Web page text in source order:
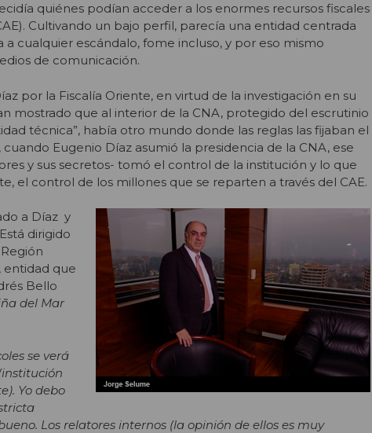
quiénes podían acceder a los enormes recursos fiscales
Cultivando un bajo perfil, parecía una entidad centrada
a cualquier escándalo, fome incluso, y por eso mismo
de comunicación.
por la Fiscalía Oriente, en virtud de la investigación en su
mostrado que al interior de la CNA, protegido del escrutinio
técnica”, había otro mundo donde las reglas las fijaban el
Eugenio Díaz asumió la presidencia de la CNA, ese
y sus secretos- tomó el control de la institución y lo que
el control de los millones que se reparten a través del CAE.
a Díaz y
dirigido
entidad que
Bello
del Mar
se verá
Yo debo
Los relatores internos (la opinión de ellos es muy